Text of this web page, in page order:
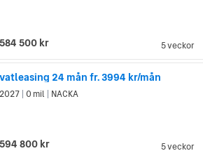
5 veckor
584 500 kr
24 mån fr. 3994 kr/mån
5 veckor
2027 0 mil NACKA
594 800 kr